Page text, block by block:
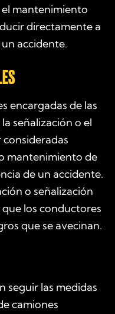
el mantenimiento
directamente a
accidente.
encargadas de las
señalización o el
mantenimiento de
de un accidente.
o señalización
los conductores
que se avecinan.
seguir las medidas
camiones